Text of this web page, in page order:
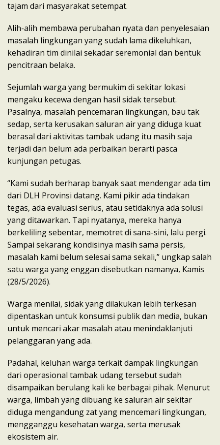
tajam dari masyarakat setempat.
Alih-alih membawa perubahan nyata dan penyelesaian
masalah lingkungan yang sudah lama dikeluhkan,
kehadiran tim dinilai sekadar seremonial dan bentuk
pencitraan belaka.
Sejumlah warga yang bermukim di sekitar lokasi
mengaku kecewa dengan hasil sidak tersebut.
Pasalnya, masalah pencemaran lingkungan, bau tak
sedap, serta kerusakan saluran air yang diduga kuat
berasal dari aktivitas tambak udang itu masih saja
terjadi dan belum ada perbaikan berarti pasca
kunjungan petugas.
“Kami sudah berharap banyak saat mendengar ada tim
dari DLH Provinsi datang. Kami pikir ada tindakan
tegas, ada evaluasi serius, atau setidaknya ada solusi
yang ditawarkan. Tapi nyatanya, mereka hanya
berkeliling sebentar, memotret di sana-sini, lalu pergi.
Sampai sekarang kondisinya masih sama persis,
masalah kami belum selesai sama sekali,” ungkap salah
satu warga yang enggan disebutkan namanya, Kamis
(28/5/2026).
Warga menilai, sidak yang dilakukan lebih terkesan
dipentaskan untuk konsumsi publik dan media, bukan
untuk mencari akar masalah atau menindaklanjuti
pelanggaran yang ada.
Padahal, keluhan warga terkait dampak lingkungan
dari operasional tambak udang tersebut sudah
disampaikan berulang kali ke berbagai pihak. Menurut
warga, limbah yang dibuang ke saluran air sekitar
diduga mengandung zat yang mencemari lingkungan,
mengganggu kesehatan warga, serta merusak
ekosistem air.